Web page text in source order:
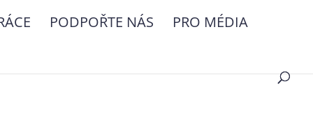
PODPOŘTE NÁS
PRO MÉDIA